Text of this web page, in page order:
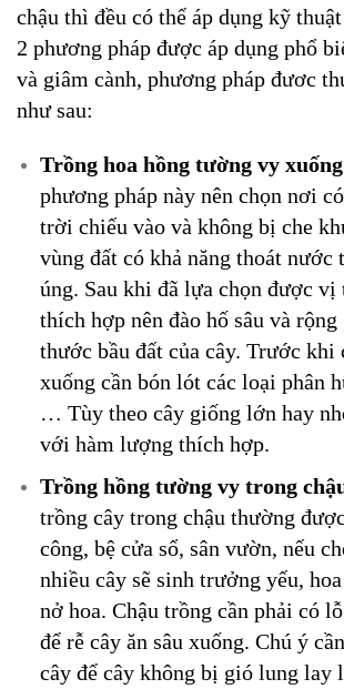
chậu thì đều có thể áp dụng kỹ
2 phương pháp được áp dụng phổ
và giâm cành, phương pháp đươc
như sau:
Trồng hoa hồng tường vy
phương pháp này nên chọn nơi
trời chiếu vào và không bị che
vùng đất có khả năng thoát nước
úng. Sau khi đã lựa chọn được
thích hợp nên đào hố sâu và
thước bầu đất của cây. Trước khi
xuống cần bón lót các loại phân
… Tùy theo cây giống lớn hay
với hàm lượng thích hợp.
Trồng hồng tường vy trong
trồng cây trong chậu thường
công, bệ cửa sổ, sân vườn, nếu
nhiều cây sẽ sinh trưởng yếu,
nở hoa. Chậu trồng cần phải có
để rễ cây ăn sâu xuống. Chú ý
cây để cây không bị gió lung lay